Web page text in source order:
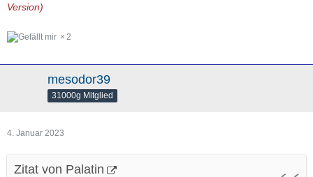
Version)
2
mesodor39
31000g Mitglied
4. Januar 2023
Zitat von Palatin